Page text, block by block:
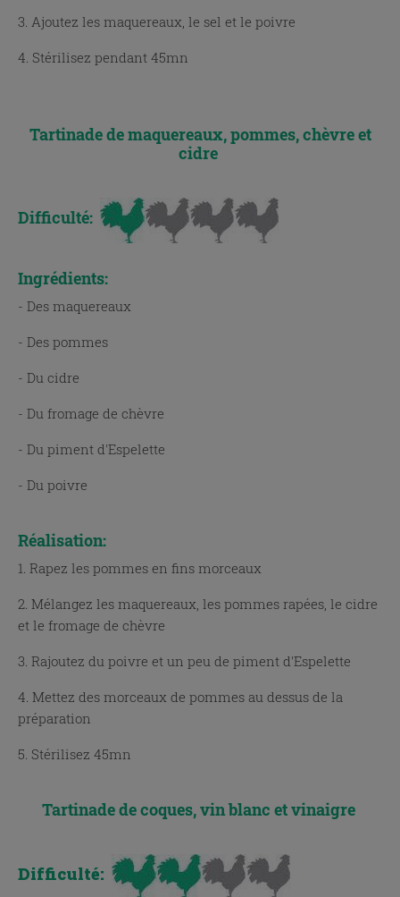
3. Ajoutez les maquereaux, le sel et le poivre
4. Stérilisez pendant 45mn
Tartinade de maquereaux, pommes, chèvre et
cidre
Difficulté:
Ingrédients:
- Des maquereaux
- Des pommes
- Du cidre
- Du fromage de chèvre
- Du piment d'Espelette
- Du poivre
Réalisation:
1. Rapez les pommes en fins morceaux
2. Mélangez les maquereaux, les pommes rapées, le cidre
et le fromage de chèvre
3. Rajoutez du poivre et un peu de piment d'Espelette
4. Mettez des morceaux de pommes au dessus de la
préparation
5. Stérilisez 45mn
Tartinade de coques, vin blanc et vinaigre
Difficulté: